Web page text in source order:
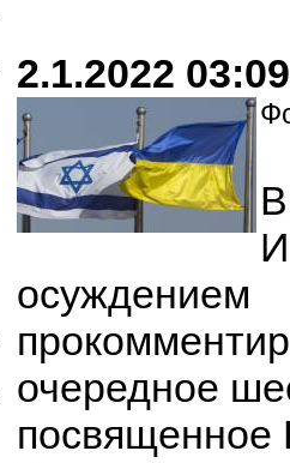
2.1.2022 03:09
осуждением
очередное
посвященное